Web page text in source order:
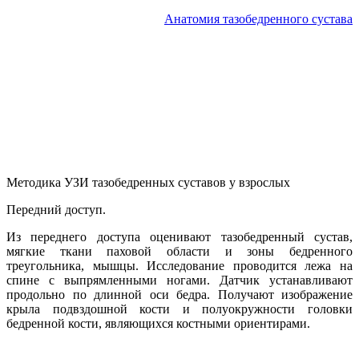
Анатомия тазобедренного сустава
Методика УЗИ тазобедренных суставов у взрослых
Передний доступ.
Из переднего доступа оценивают тазобедренный сустав,
мягкие ткани паховой области и зоны бедренного
треугольника, мышцы. Исследование проводится лежа на
спине с выпрямленными ногами. Датчик устанавливают
продольно по длинной оси бедра. Получают изображение
крыла подвздошной кости и полуокружности головки
бедренной кости, являющихся костными ориентирами.